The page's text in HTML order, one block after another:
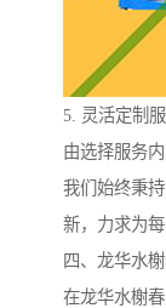
5. 灵活定制
由选择服务
我们始终秉
新，力求为
四、龙华水
在龙华水榭